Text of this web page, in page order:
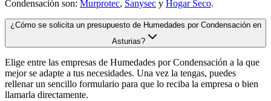
Condensación son: Murprotec, Sanysec y Hogar Seco.
¿Cómo se solicita un presupuesto de Humedades por Condensación en
Asturias?
Elige entre las empresas de Humedades por Condensación a la que
mejor se adapte a tus necesidades. Una vez la tengas, puedes
rellenar un sencillo formulario para que lo reciba la empresa o bien
llamarla directamente.